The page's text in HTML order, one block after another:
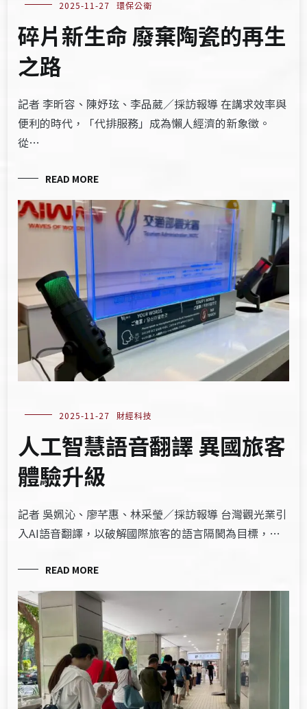
2025-11-27 環保公衛
碎片新生命 廢棄陶瓷的再生
之路
記者 李昕容、陳妤玹、李品葳／採訪報導 在講求效率與
便利的時代，「代排服務」成為懶人經濟的新象徵。
從…
READ MORE
2025-11-27 財經科技
人工智慧語音翻譯 異國旅客
體驗升級
記者 吳姵沁、廖芊惠、林采瑩／採訪報導 台灣觀光業引
入AI語音翻譯，以破解國際旅客的語言隔閡為目標，…
READ MORE